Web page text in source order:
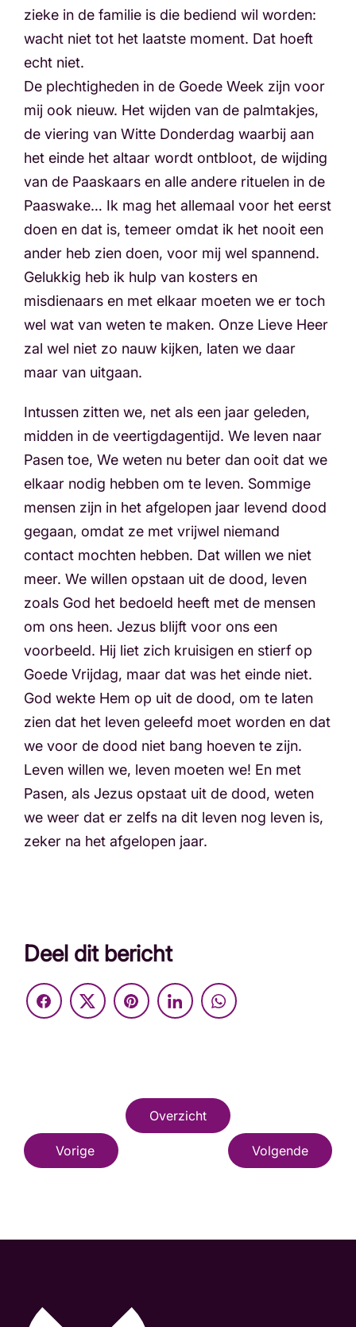
zieke in de familie is die bediend wil worden:
wacht niet tot het laatste moment. Dat hoeft
echt niet.
De plechtigheden in de Goede Week zijn voor
mij ook nieuw. Het wijden van de palmtakjes,
de viering van Witte Donderdag waarbij aan
het einde het altaar wordt ontbloot, de wijding
van de Paaskaars en alle andere rituelen in de
Paaswake… Ik mag het allemaal voor het eerst
doen en dat is, temeer omdat ik het nooit een
ander heb zien doen, voor mij wel spannend.
Gelukkig heb ik hulp van kosters en
misdienaars en met elkaar moeten we er toch
wel wat van weten te maken. Onze Lieve Heer
zal wel niet zo nauw kijken, laten we daar
maar van uitgaan.
Intussen zitten we, net als een jaar geleden,
midden in de veertigdagentijd. We leven naar
Pasen toe, We weten nu beter dan ooit dat we
elkaar nodig hebben om te leven. Sommige
mensen zijn in het afgelopen jaar levend dood
gegaan, omdat ze met vrijwel niemand
contact mochten hebben. Dat willen we niet
meer. We willen opstaan uit de dood, leven
zoals God het bedoeld heeft met de mensen
om ons heen. Jezus blijft voor ons een
voorbeeld. Hij liet zich kruisigen en stierf op
Goede Vrijdag, maar dat was het einde niet.
God wekte Hem op uit de dood, om te laten
zien dat het leven geleefd moet worden en dat
we voor de dood niet bang hoeven te zijn.
Leven willen we, leven moeten we! En met
Pasen, als Jezus opstaat uit de dood, weten
we weer dat er zelfs na dit leven nog leven is,
zeker na het afgelopen jaar.
Deel dit bericht
Overzicht
Vorige Volgende